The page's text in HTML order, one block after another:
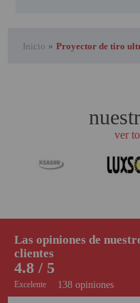
Inicio » Proyector de tiro
ver
138 opiniones
4.8 / 5
Excelente
Las opiniones de
clientes